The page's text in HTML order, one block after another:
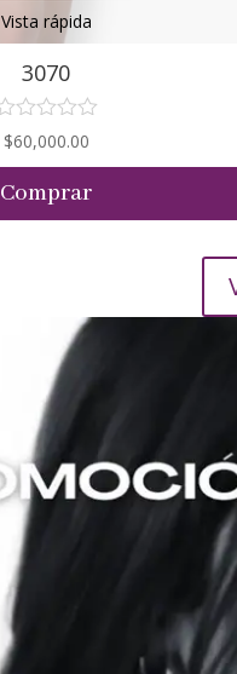
Vista rápida
3070
$60,000.00
Comprar